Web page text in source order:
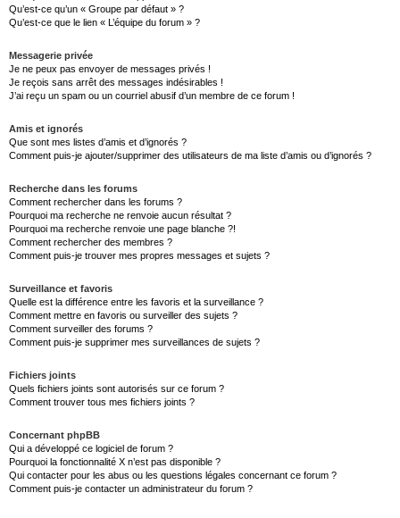
Qu’est-ce qu’un « Groupe par défaut » ?
Qu’est-ce que le lien « L’équipe du forum » ?
Messagerie privée
Je ne peux pas envoyer de messages privés !
Je reçois sans arrêt des messages indésirables !
J’ai reçu un spam ou un courriel abusif d’un membre de ce forum !
Amis et ignorés
Que sont mes listes d’amis et d’ignorés ?
Comment puis-je ajouter/supprimer des utilisateurs de ma liste d’amis ou d’ignorés ?
Recherche dans les forums
Comment rechercher dans les forums ?
Pourquoi ma recherche ne renvoie aucun résultat ?
Pourquoi ma recherche renvoie une page blanche ?!
Comment rechercher des membres ?
Comment puis-je trouver mes propres messages et sujets ?
Surveillance et favoris
Quelle est la différence entre les favoris et la surveillance ?
Comment mettre en favoris ou surveiller des sujets ?
Comment surveiller des forums ?
Comment puis-je supprimer mes surveillances de sujets ?
Fichiers joints
Quels fichiers joints sont autorisés sur ce forum ?
Comment trouver tous mes fichiers joints ?
Concernant phpBB
Qui a développé ce logiciel de forum ?
Pourquoi la fonctionnalité X n’est pas disponible ?
Qui contacter pour les abus ou les questions légales concernant ce forum ?
Comment puis-je contacter un administrateur du forum ?